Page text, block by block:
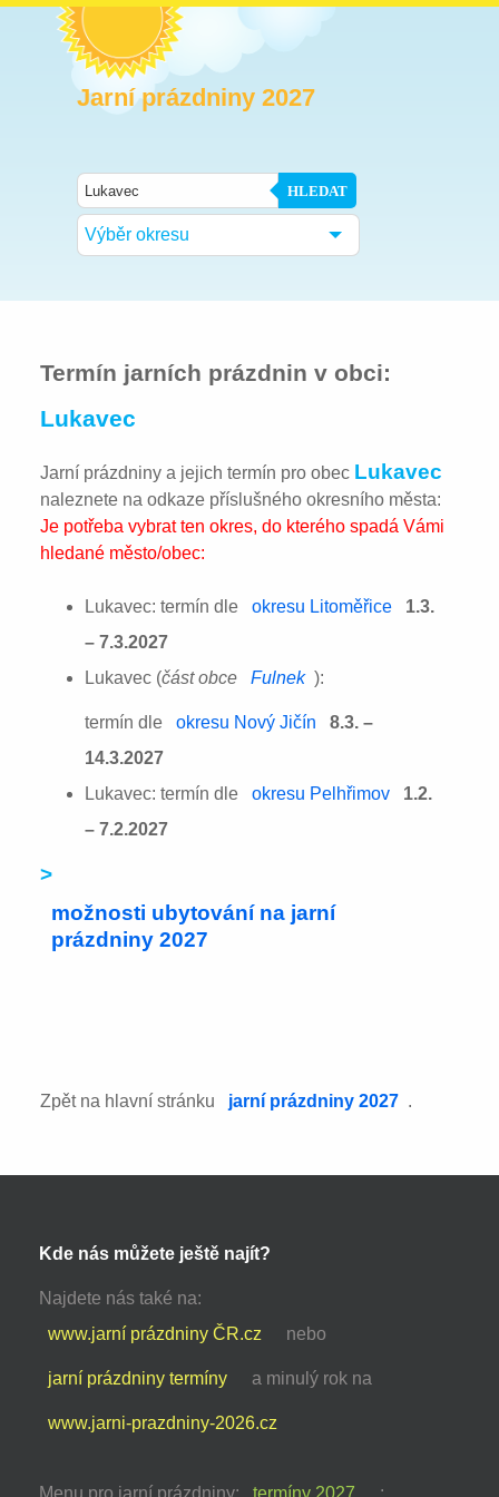
Jarní prázdniny 2027
HLEDAT
Výběr okresu
Termín jarních prázdnin v obci:
Lukavec
Jarní prázdniny a jejich termín pro obec Lukavec
naleznete na odkaze příslušného okresního města:
Je potřeba vybrat ten okres, do kterého spadá Vámi
hledané město/obec:
Lukavec: termín dle okresu Litoměřice
1.3.
– 7.3.2027
Lukavec (část obce Fulnek ):
termín dle okresu Nový Jičín
8.3. –
14.3.2027
Lukavec: termín dle
okresu Pelhřimov
1.2.
– 7.2.2027
>
možnosti ubytování na jarní
prázdniny 2027
Zpět na hlavní stránku jarní prázdniny 2027 .
Kde nás můžete ještě najít?
Najdete nás také na:
www.jarní prázdniny ČR.cz
nebo
jarní prázdniny termíny a minulý rok na
www.jarni-prazdniny-2026.cz